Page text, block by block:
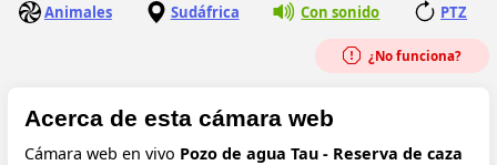
Animales Sudáfrica Con sonido PTZ
¿No funciona?
Acerca de esta cámara web
Cámara web en vivo Pozo de agua Tau - Reserva de caza